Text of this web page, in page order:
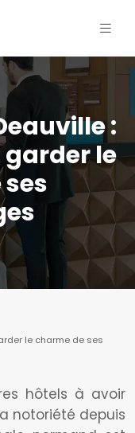
:
le
le charme de ses
hôtels à avoir
notoriété depuis